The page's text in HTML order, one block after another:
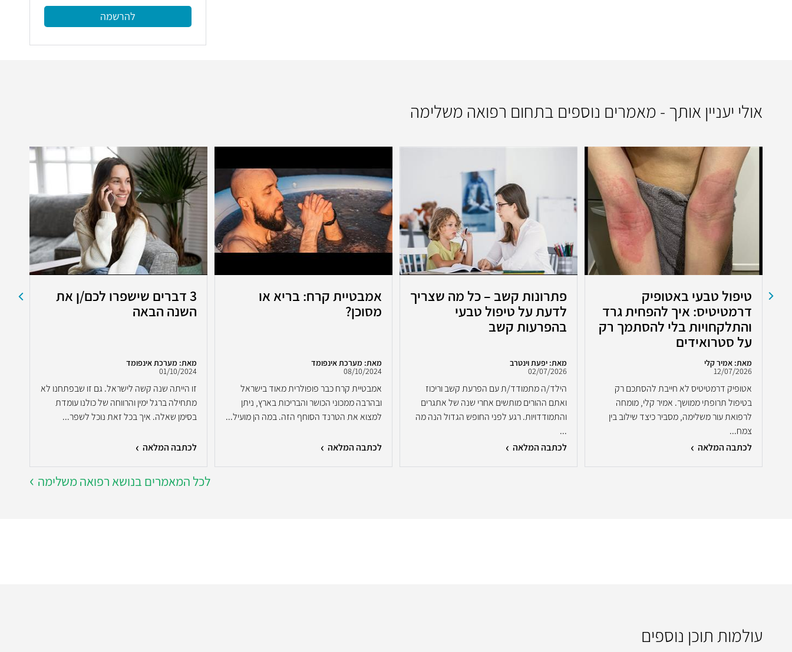
להרשמה
אולי יעניין אותך - מאמרים נוספים בתחום רפואה משלימה
טיפול טבעי באטופיק
דרמטיטיס: איך להפחית גרד
והתלקחויות בלי להסתמך רק
על סטרואידים
מאת: אמיר קלי
12/07/2026
אטופיק דרמטיטיס לא חייבת להסתכם רק
בטיפול תרופתי ממושך. אמיר קלי, מומחה
לרפואת עור משלימה, מסביר כיצד שילוב בין
צמח...
לכתבה המלאה
פתרונות קשב – כל מה שצריך
לדעת על טיפול טבעי
בהפרעות קשב
מאת: יפעת וינטרב
02/07/2026
הילד/ה מתמודד/ת עם הפרעת קשב וריכוז
ואתם ההורים מותשים אחרי שנה של אתגרים
והתמודדויות. רגע לפני החופש הגדול הנה מה
...
לכתבה המלאה
אמבטיית קרח: בריא או
מסוכן?
מאת: מערכת אינפומד
08/10/2024
אמבטיית קרח כבר פופולרית מאוד בישראל
ובהרבה ממכוני הכושר והבריכות בארץ, ניתן
למצוא את הטרנד הסוחף הזה. במה הן מועיל...
לכתבה המלאה
3 דברים שישפרו לכם/ן את
השנה הבאה
מאת: מערכת אינפומד
01/10/2024
זו הייתה שנה קשה לישראל. גם זו שבפתחנו לא
מתחילה ברגל ימין והרווחה של כולנו עומדת
בסימן שאלה. איך בכל זאת נוכל לשפר...
לכתבה המלאה
לכל המאמרים בנושא רפואה משלימה
עולמות תוכן נוספים